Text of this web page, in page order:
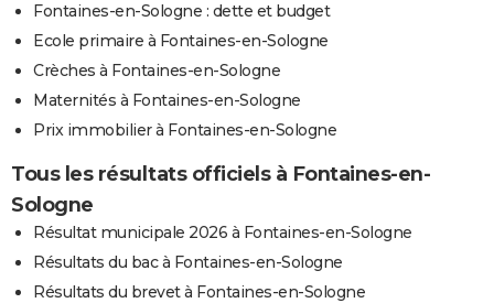
Fontaines-en-Sologne : dette et budget
Ecole primaire à Fontaines-en-Sologne
Crèches à Fontaines-en-Sologne
Maternités à Fontaines-en-Sologne
Prix immobilier à Fontaines-en-Sologne
Tous les résultats officiels à Fontaines-en-
Sologne
Résultat municipale 2026 à Fontaines-en-Sologne
Résultats du bac à Fontaines-en-Sologne
Résultats du brevet à Fontaines-en-Sologne